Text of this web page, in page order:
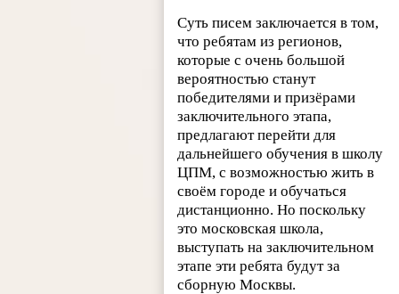
Суть писем заключается в том,
что ребятам из регионов,
которые с очень большой
вероятностью станут
победителями и призёрами
заключительного этапа,
предлагают перейти для
дальнейшего обучения в школу
ЦПМ, с возможностью жить в
своём городе и обучаться
дистанционно. Но поскольку
это московская школа,
выступать на заключительном
этапе эти ребята будут за
сборную Москвы.